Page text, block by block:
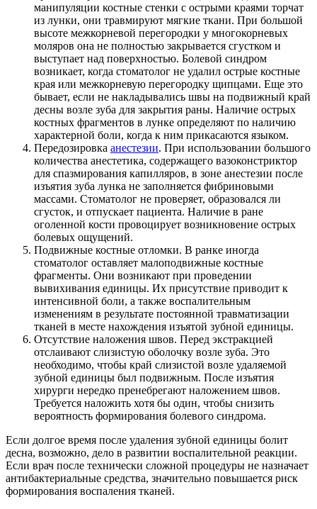
манипуляции костные стенки с острыми краями торчат
из лунки, они травмируют мягкие ткани. При большой
высоте межкорневой перегородки у многокорневых
моляров она не полностью закрывается сгустком и
выступает над поверхностью. Болевой синдром
возникает, когда стоматолог не удалил острые костные
края или межкорневую перегородку щипцами. Еще это
бывает, если не накладывались швы на подвижный край
десны возле зуба для закрытия раны. Наличие острых
костных фрагментов в лунке определяют по наличию
характерной боли, когда к ним прикасаются языком.
Передозировка анестезии. При использовании большого
количества анестетика, содержащего вазоконстриктор
для спазмирования капилляров, в зоне анестезии после
изъятия зуба лунка не заполняется фибриновыми
массами. Стоматолог не проверяет, образовался ли
сгусток, и отпускает пациента. Наличие в ране
оголенной кости провоцирует возникновение острых
болевых ощущений.
Подвижные костные отломки. В ранке иногда
стоматолог оставляет малоподвижные костные
фрагменты. Они возникают при проведении
вывихивания единицы. Их присутствие приводит к
интенсивной боли, а также воспалительным
изменениям в результате постоянной травматизации
тканей в месте нахождения изъятой зубной единицы.
Отсутствие наложения швов. Перед экстракцией
отслаивают слизистую оболочку возле зуба. Это
необходимо, чтобы край слизистой возле удаляемой
зубной единицы был подвижным. После изъятия
хирурги нередко пренебрегают наложением швов.
Требуется наложить хотя бы один, чтобы снизить
вероятность формирования болевого синдрома.
Если долгое время после удаления зубной единицы болит
десна, возможно, дело в развитии воспалительной реакции.
Если врач после технически сложной процедуры не назначает
антибактериальные средства, значительно повышается риск
формирования воспаления тканей.